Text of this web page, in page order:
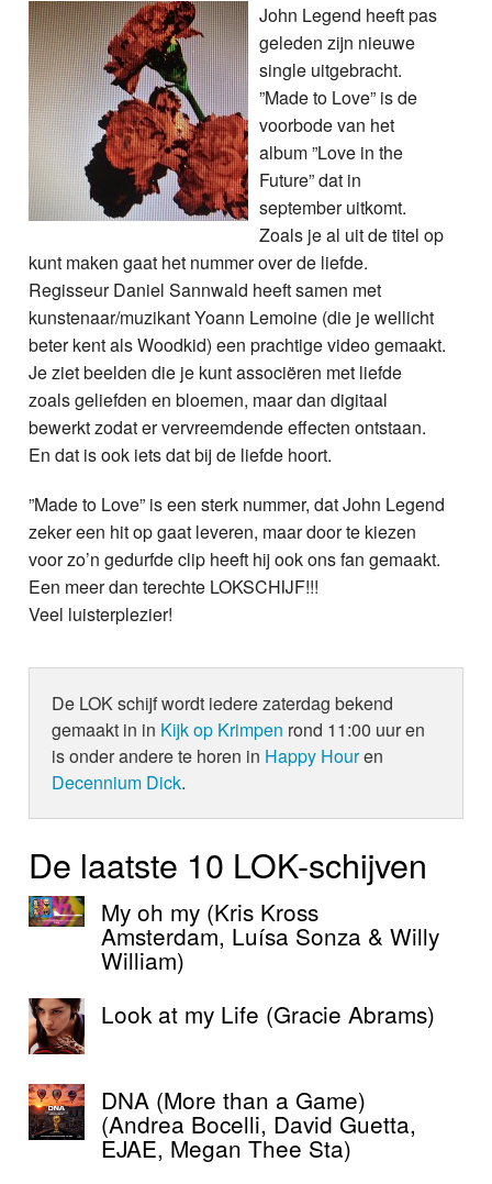
John Legend heeft pas
geleden zijn nieuwe
single uitgebracht.
”Made to Love” is de
voorbode van het
album ”Love in the
Future” dat in
september uitkomt.
Zoals je al uit de titel op
kunt maken gaat het nummer over de liefde.
Regisseur Daniel Sannwald heeft samen met
kunstenaar/muzikant Yoann Lemoine (die je wellicht
beter kent als Woodkid) een prachtige video gemaakt.
Je ziet beelden die je kunt associëren met liefde
zoals geliefden en bloemen, maar dan digitaal
bewerkt zodat er vervreemdende effecten ontstaan.
En dat is ook iets dat bij de liefde hoort.
”Made to Love” is een sterk nummer, dat John Legend
zeker een hit op gaat leveren, maar door te kiezen
voor zo’n gedurfde clip heeft hij ook ons fan gemaakt.
Een meer dan terechte LOKSCHIJF!!!
Veel luisterplezier!
De LOK schijf wordt iedere zaterdag bekend
gemaakt in in Kijk op Krimpen rond 11:00 uur en
is onder andere te horen in Happy Houren
Decennium Dick.
De laatste 10 LOK-schijven
My oh my (Kris Kross
Amsterdam, Luísa Sonza & Willy
William)
Look at my Life (Gracie Abrams)
DNA (More than a Game)
(Andrea Bocelli, David Guetta,
EJAE, Megan Thee Sta)